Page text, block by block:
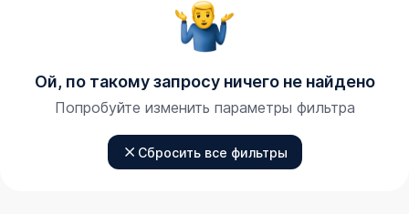
Ой, по такому запросу ничего не найдено
Попробуйте изменить параметры фильтра
Сбросить все фильтры